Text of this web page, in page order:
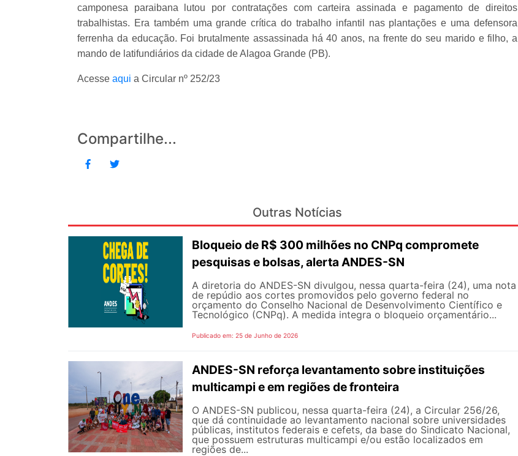
camponesa paraibana lutou por contratações com carteira assinada e pagamento de direitos
trabalhistas. Era também uma grande crítica do trabalho infantil nas plantações e uma defensora
ferrenha da educação. Foi brutalmente assassinada há 40 anos, na frente do seu marido e filho, a
mando de latifundiários da cidade de Alagoa Grande (PB).
Acesse aqui a Circular nº 252/23
Compartilhe...
Outras Notícias
Bloqueio de R$ 300 milhões no CNPq compromete
pesquisas e bolsas, alerta ANDES-SN
A diretoria do ANDES-SN divulgou, nessa quarta-feira (24), uma nota
de repúdio aos cortes promovidos pelo governo federal no
orçamento do Conselho Nacional de Desenvolvimento Científico e
Tecnológico (CNPq). A medida integra o bloqueio orçamentário...
Publicado em: 25 de Junho de 2026
ANDES-SN reforça levantamento sobre instituições
multicampi e em regiões de fronteira
O ANDES-SN publicou, nessa quarta-feira (24), a Circular 256/26,
que dá continuidade ao levantamento nacional sobre universidades
públicas, institutos federais e cefets, da base do Sindicato Nacional,
que possuem estruturas multicampi e/ou estão localizados em
regiões de...